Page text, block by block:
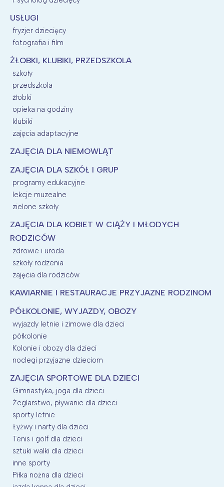
USŁUGI
fryzjer dziecięcy
fotografia i film
ŻŁOBKI, KLUBIKI, PRZEDSZKOLA
szkoły
przedszkola
żłobki
opieka na godziny
klubiki
zajęcia adaptacyjne
ZAJĘCIA DLA NIEMOWLĄT
ZAJĘCIA DLA SZKÓŁ I GRUP
programy edukacyjne
lekcje muzealne
zielone szkoły
ZAJĘCIA DLA KOBIET W CIĄŻY I MŁODYCH
RODZICÓW
zdrowie i uroda
szkoły rodzenia
zajęcia dla rodziców
KAWIARNIE I RESTAURACJE PRZYJAZNE RODZINOM
PÓŁKOLONIE, WYJAZDY, OBOZY
wyjazdy letnie i zimowe dla dzieci
półkolonie
Kolonie i obozy dla dzieci
noclegi przyjazne dzieciom
ZAJĘCIA SPORTOWE DLA DZIECI
Gimnastyka, joga dla dzieci
Żeglarstwo, pływanie dla dzieci
sporty letnie
Łyżwy i narty dla dzieci
Tenis i golf dla dzieci
sztuki walki dla dzieci
inne sporty
Piłka nożna dla dzieci